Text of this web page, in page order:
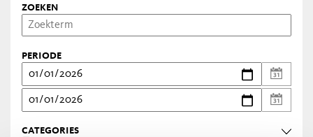
ZOEKEN
PERIODE
CATEGORIES